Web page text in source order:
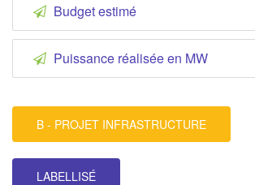
Budget estimé
Puissance réalisée en MW
B - PROJET INFRASTRUCTURE
LABELLISÉ